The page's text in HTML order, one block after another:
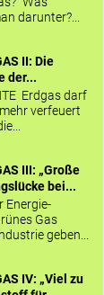
darunter?...
II: Die
der...
Erdgas darf
verfeuert
III: „Große
bei...
Energie-
Gas
geben...
IV: „Viel zu